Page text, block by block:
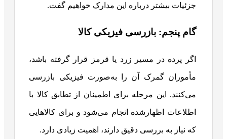
جزئیات بیشتر درباره این مدارک خواهیم گفت.
گام پنجم: بازرسی فیزیکی کالا
اگر پرده در مسیر زرد یا قرمز قرار گرفته باشد،
مأموران گمرک آن را به‌صورت فیزیکی بازرسی
می‌کنند. این مرحله برای اطمینان از تطابق کالا با
اطلاعات اظهارشده انجام می‌شود و برای کالاهایی
که نیاز به بررسی دقیق دارند، اهمیت زیادی دارد.